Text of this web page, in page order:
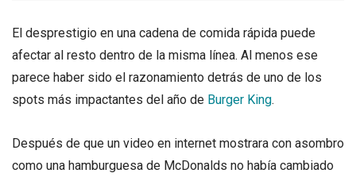
El desprestigio en una cadena de comida rápida puede
afectar al resto dentro de la misma línea. Al menos ese
parece haber sido el razonamiento detrás de uno de los
spots más impactantes del año de Burger King.
Después de que un video en internet mostrara con asombro
como una hamburguesa de McDonalds no había cambiado